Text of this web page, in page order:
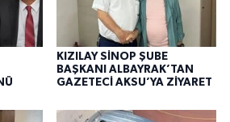
KIZILAY SİNOP ŞUBE
BAŞKANI ALBAYRAK’TAN
GAZETECİ AKSU’YA ZİYARET